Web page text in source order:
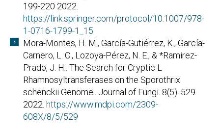
199-220 2022.
https://link.springer.com/protocol/10.1007/978-
1-0716-1799-1_15
Mora-Montes, H. M., García-Gutiérrez, K., García-
Carnero, L. C., Lozoya-Pérez, N. E., & *Ramirez-
Prado, J. H.. The Search for Cryptic L-
Rhamnosyltransferases on the Sporothrix
schenckii Genome.. Journal of Fungi. 8(5). 529.
2022. https://www.mdpi.com/2309-
608X/8/5/529